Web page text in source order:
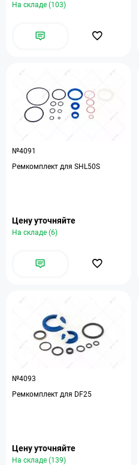
На складе (103)
№4091
Ремкомплект для SHL50S
Цену уточняйте
На складе (6)
№4093
Ремкомплект для DF25
Цену уточняйте
На складе (139)